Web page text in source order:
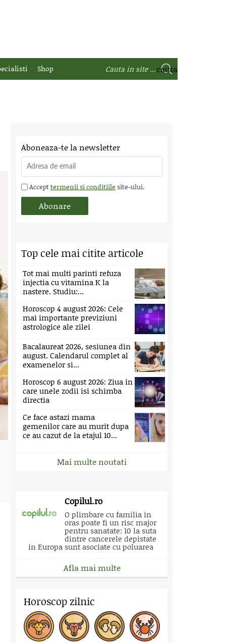
Shop
Aboneaza-te la newsletter
Accepttermenii si conditiile site-ului.
Top cele mai citite articole
Tot mai multi parinti refuza
injectia cu vitamina K la
nastere. Studiu:...
Horoscop 4 august 2026: Cele
mai importante previziuni
astrologice ale zilei
Bacalaureat 2026, sesiunea din
august. Calendarul complet al
examenelor si...
Horoscop 6 august 2026: Ziua in
care unele zodii isi schimba
directia
Ce face astazi mama
gemenilor care au murit dupa
ce au cazut de la etajul 10...
Mai multe noutati
Copilul.ro
O plimbare cu familia in
oras poate fi un risc major
pentru sanatate: 10 la suta
dintre cancerele depistate
in Europa sunt asociate cu poluarea
Afla mai multe
Horoscop zilnic